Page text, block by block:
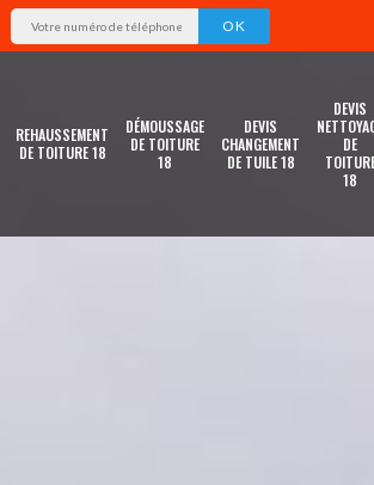
REHAUSSEMENT
DE TOITURE 18
DÉMOUSSAGE
DE TOITURE
18
DEVIS
CHANGEMENT
DE TUILE 18
DEVIS
DE
18